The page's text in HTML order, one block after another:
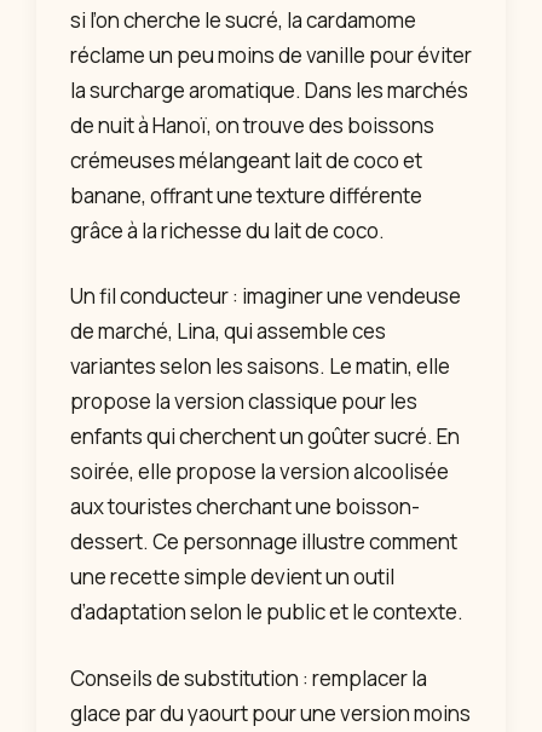
si l’on cherche le sucré, la cardamome
réclame un peu moins de vanille pour éviter
la surcharge aromatique. Dans les marchés
de nuit à Hanoï, on trouve des boissons
crémeuses mélangeant lait de coco et
banane, offrant une texture différente
grâce à la richesse du lait de coco.
Un fil conducteur : imaginer une vendeuse
de marché, Lina, qui assemble ces
variantes selon les saisons. Le matin, elle
propose la version classique pour les
enfants qui cherchent un goûter sucré. En
soirée, elle propose la version alcoolisée
aux touristes cherchant une boisson-
dessert. Ce personnage illustre comment
une recette simple devient un outil
d’adaptation selon le public et le contexte.
Conseils de substitution : remplacer la
glace par du yaourt pour une version moins